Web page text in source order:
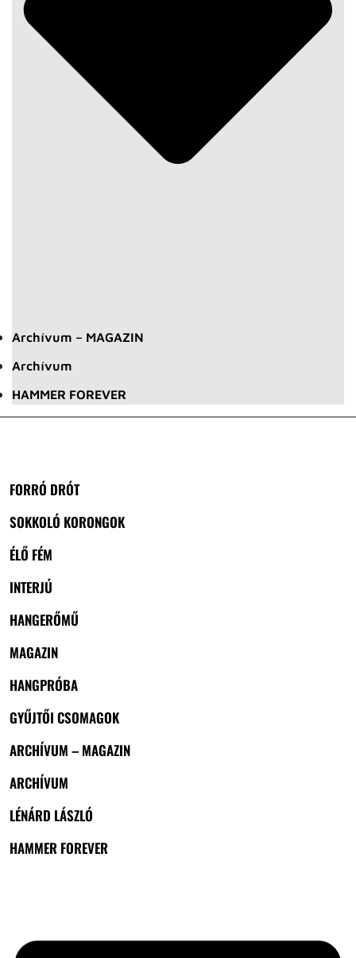
Archívum – MAGAZIN
Archívum
HAMMER FOREVER
FORRÓ DRÓT
SOKKOLÓ KORONGOK
ÉLŐ FÉM
INTERJÚ
HANGERŐMŰ
MAGAZIN
HANGPRÓBA
GYŰJTŐI CSOMAGOK
ARCHÍVUM – MAGAZIN
ARCHÍVUM
LÉNÁRD LÁSZLÓ
HAMMER FOREVER